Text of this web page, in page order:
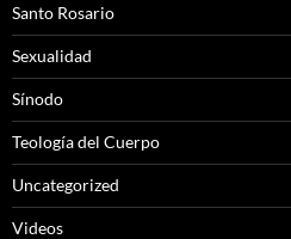
Santo Rosario
Sexualidad
Sínodo
Teología del Cuerpo
Uncategorized
Videos